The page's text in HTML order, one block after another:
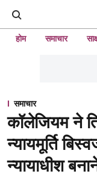
होम समाचार
समाचार
कॉलेजियम ने
न्यायमूर्ति
न्यायाधीश